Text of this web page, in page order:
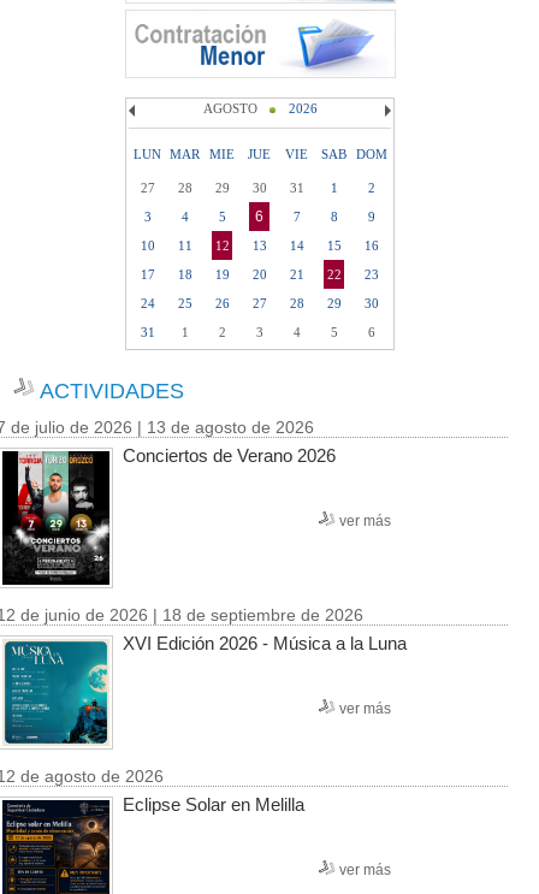
AGOSTO 2026
LUN MAR MIE JUE VIE SAB DOM
27 28 29 30 31 1
2
3
4 5 6 7 8
9
10
11 12 13 14 15
16
17
18 19 20 21 22
23
24
25 26 27 28 29
30
31
1 2 3 4 5 6
ACTIVIDADES
de julio de 2026 | 13 de agosto de 2026
Conciertos de Verano 2026
ver más
de junio de 2026 | 18 de septiembre de 2026
XVI Edición 2026 - Música a la Luna
ver más
de agosto de 2026
Eclipse Solar en Melilla
ver más